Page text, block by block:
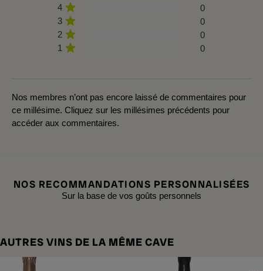
4
0
3
0
2
0
1
0
Nos membres n’ont pas encore laissé de commentaires pour
ce millésime. Cliquez sur les millésimes précédents pour
accéder aux commentaires.
NOS RECOMMANDATIONS PERSONNALISÉES
Sur la base de vos goûts personnels
AUTRES VINS DE LA MÊME CAVE